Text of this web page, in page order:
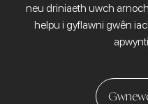
neu driniaeth uwch
helpu i gyflawni gwên